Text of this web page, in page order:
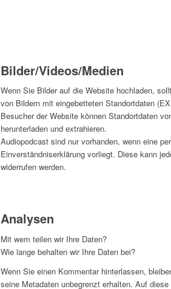
Bilder/Videos/Medien
Wenn Sie Bilder auf die Website hochladen,
von Bildern mit eingebetteten Standortdaten
Besucher der Website können Standortdaten
herunterladen und extrahieren.
Audiopodcast sind nur vorhanden, wenn eine
Einverständniserklärung vorliegt. Diese kann
widerrufen werden.
Analysen
Mit wem teilen wir Ihre Daten?
Wie lange behalten wir Ihre Daten bei?
Wenn Sie einen Kommentar hinterlassen,
seine Metadaten unbegrenzt erhalten. Auf diese